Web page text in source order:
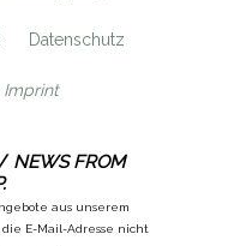
Datenschutz
Imprint
/ NEWS FROM
aus unserem
E-Mail-Adresse nicht